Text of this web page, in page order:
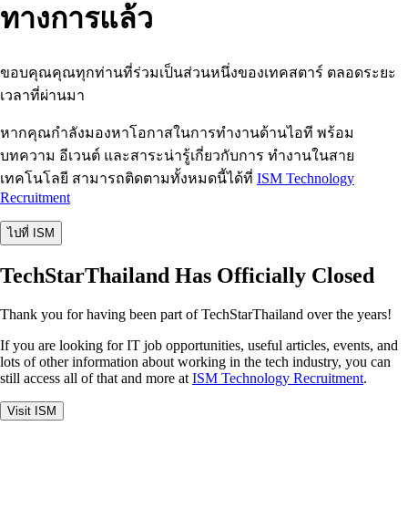
ทางการแล้ว
ขอบคุณคุณทุกท่านที่ร่วมเป็นส่วนหนึ่งของเทคสตาร์ ตลอดระยะ
เวลาที่ผ่านมา
หากคุณกำลังมองหาโอกาสในการทำงานด้านไอที พร้อม
บทความ อีเวนต์ และสาระน่ารู้เกี่ยวกับการ ทำงานในสาย
เทคโนโลยี สามารถติดตามทั้งหมดนี้ได้ที่ ISM Technology
Recruitment
ไปที่ ISM
TechStarThailand Has Officially Closed
Thank you for having been part of TechStarThailand over the years!
If you are looking for IT job opportunities, useful articles, events, and
lots of other information about working in the tech industry, you can
still access all of that and more at ISM Technology Recruitment.
Visit ISM